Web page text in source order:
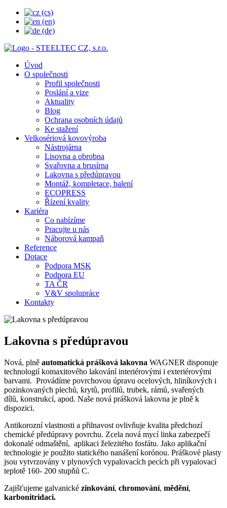
Úvod
O společnosti
Profil společnosti
Poslání a vize
Aktuality
Blog
Ochrana osobních údajů
Ke stažení
Velkosériová kovovýroba
Nástrojárna
Lisovna a obrobna
Svařovna a brusírna
Lakovna s předúpravou
Montáž, kompletace, balení
ECOPRESS
Řízení kvality
Kariéra
Co nabízíme
Pracujte u nás
Náborová kampaň
Reference
Dotace
Podpora MSK
Podpora EU
TA ČR
V&V spolupráce
Kontakty
Lakovna s předúpravou
Nová, plně automatická prášková lakovna WAGNER disponuje
technologií komaxitového lakování interiérovými i exteriérovými
barvami. Provádíme povrchovou úpravu ocelových, hliníkových i
pozinkovaných plechů, krytů, profilů, trubek, rámů, svařených
dílů, konstrukcí, apod. Naše nová prášková lakovna je plně k
dispozici.
Antikorozní vlastnosti a přilnavost ovlivňuje kvalita předchozí
chemické předúpravy povrchu. Zcela nová mycí linka zabezpečí
dokonalé odmaštění, aplikaci železitého fosfátu. Jako aplikační
technologie je použito statického nanášení korónou. Práškové plasty
jsou vytvrzovány v plynových vypalovacích pecích při vypalovací
teplotě 160- 200 stupňů C.
Zajišťujeme galvanické zinkování, chromování, mědění,
karbonitridaci.